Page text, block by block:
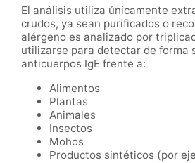
El análisis utiliza únicamente
crudos, ya sean purificados o
alérgeno es analizado por
utilizarse para detectar de forma
anticuerpos IgE frente a:
Alimentos
Plantas
Animales
Insectos
Mohos
Productos sintéticos (por